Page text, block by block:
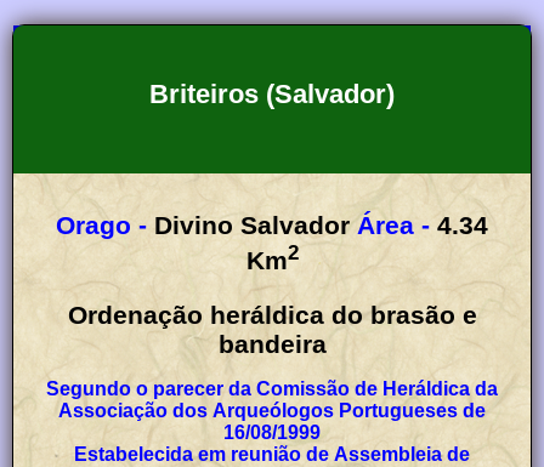
Briteiros (Salvador)
Orago - Divino Salvador Área - 4.34
Km2
Ordenação heráldica do brasão e
bandeira
Segundo o parecer da Comissão de Heráldica da
Associação dos Arqueólogos Portugueses de
16/08/1999
Estabelecida em reunião de Assembleia de